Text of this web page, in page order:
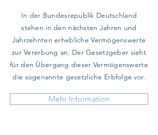
In der Bundesrepublik Deutschland
stehen in den nächsten Jahren und
Jahrzehnten erhebliche Vermögenswerte
zur Vererbung an. Der Gesetzgeber sieht
für den Übergang dieser Vermögenswerte
die sogenannte gesetzliche Erbfolge vor.
Mehr Information